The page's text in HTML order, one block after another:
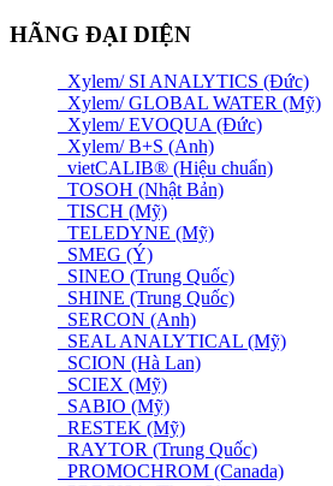
HÃNG ĐẠI DIỆN
Xylem/ SI ANALYTICS (Đức)
Xylem/ GLOBAL WATER (Mỹ)
Xylem/ EVOQUA (Đức)
Xylem/ B+S (Anh)
vietCALIB® (Hiệu chuẩn)
TOSOH (Nhật Bản)
TISCH (Mỹ)
TELEDYNE (Mỹ)
SMEG (Ý)
SINEO (Trung Quốc)
SHINE (Trung Quốc)
SERCON (Anh)
SEAL ANALYTICAL (Mỹ)
SCION (Hà Lan)
SCIEX (Mỹ)
SABIO (Mỹ)
RESTEK (Mỹ)
RAYTOR (Trung Quốc)
PROMOCHROM (Canada)